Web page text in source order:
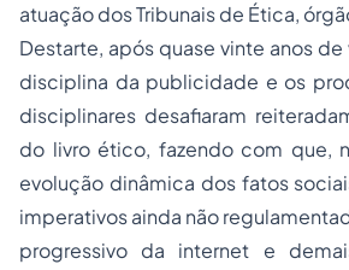
atuação dos Tribunais de Ética,
Destarte, após quase vinte anos
disciplina da publicidade e os
disciplinares desafiaram
do livro ético, fazendo com que,
evolução dinâmica dos fatos
imperativos ainda não
progressivo da internet e